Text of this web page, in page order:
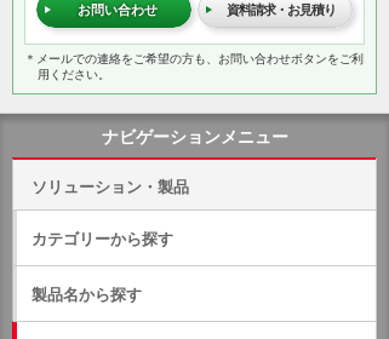
お問い合わせ 資料請求・お見積り
＊メールでの連絡をご希望の方も、お問い合わせボタンをご利
用ください。
ナビゲーションメニュー
ソリューション・製品
カテゴリーから探す
製品名から探す